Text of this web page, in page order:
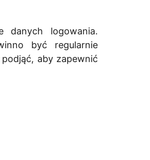
danych logowania.
być regularnie
aby zapewnić